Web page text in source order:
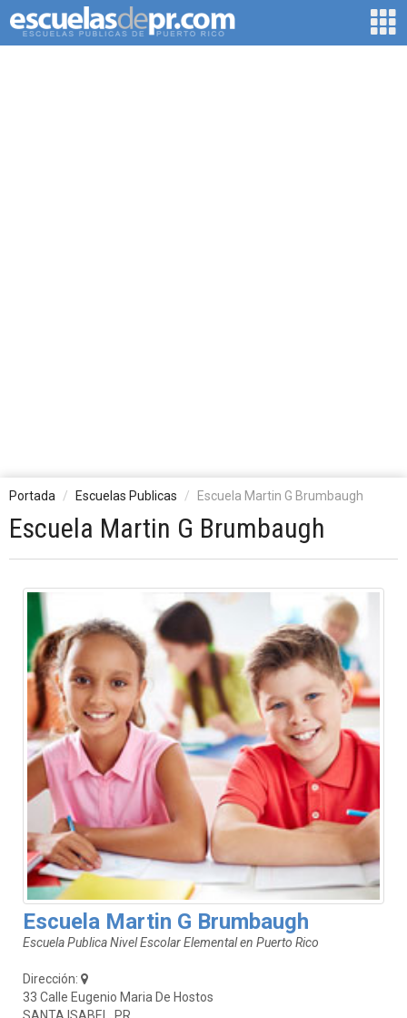
Portada Escuelas Publicas Escuela Martin G Brumbaugh
Escuela Martin G Brumbaugh
Escuela Martin G Brumbaugh
Escuela Publica Nivel Escolar Elemental en Puerto Rico
Dirección:
33 Calle Eugenio Maria De Hostos